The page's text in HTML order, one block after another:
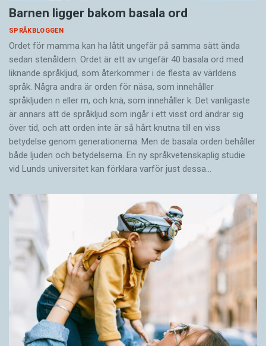
Barnen ligger bakom basala ord
SPRÅKBLOGGEN
Ordet för mamma kan ha låtit ungefär på samma sätt ända
sedan stenåldern. Ordet är ett av ungefär 40 basala ord med
liknande språkljud, som återkommer i de flesta av världens
språk. Några andra är orden för näsa, som innehåller
språkljuden n eller m, och knä, som innehåller k. Det vanligaste
är annars att de språkljud som ingår i ett visst ord ändrar sig
över tid, och att orden inte är så hårt knutna till en viss
betydelse genom generationerna. Men de basala orden behåller
både ljuden och betydelserna. En ny språkvetenskaplig studie
vid Lunds universitet kan förklara varför just dessa…